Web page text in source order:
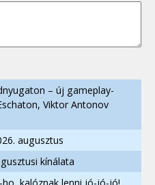
– új gameplay-
Viktor Antonov
augusztus
kínálata